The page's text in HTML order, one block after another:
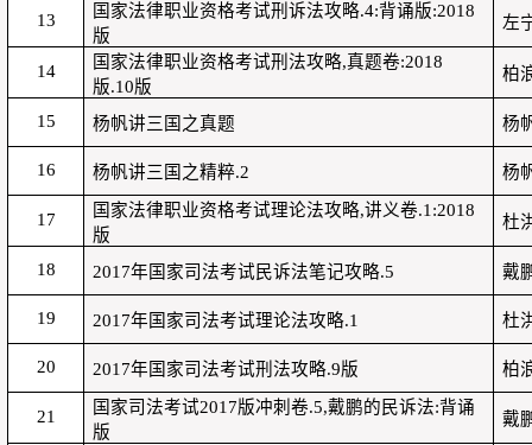
13 国家法律职业资格考试刑诉法攻略.4:背诵版:2018
版
左
14 国家法律职业资格考试刑法攻略,真题卷:2018
版.10版
柏
15 杨帆讲三国之真题 杨
16 杨帆讲三国之精粹.2 杨
17 国家法律职业资格考试理论法攻略,讲义卷.1:2018
版
杜
18 2017年国家司法考试民诉法笔记攻略.5 戴
19 2017年国家司法考试理论法攻略.1 杜
20 2017年国家司法考试刑法攻略.9版 柏
21 国家司法考试2017版冲刺卷.5,戴鹏的民诉法:背诵
版
戴